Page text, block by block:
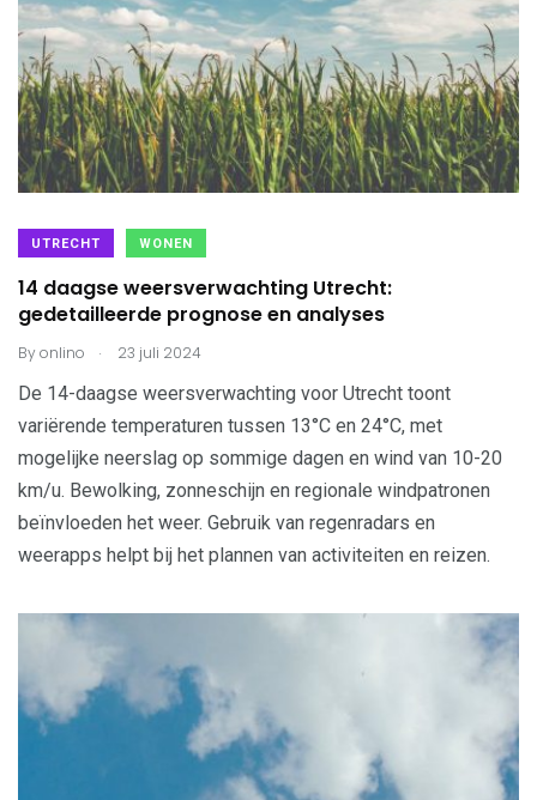
UTRECHT WONEN
14 daagse weersverwachting Utrecht:
gedetailleerde prognose en analyses
Byonlino . 23 juli 2024
De 14-daagse weersverwachting voor Utrecht toont
variërende temperaturen tussen 13°C en 24°C, met
mogelijke neerslag op sommige dagen en wind van 10-20
km/u. Bewolking, zonneschijn en regionale windpatronen
beïnvloeden het weer. Gebruik van regenradars en
weerapps helpt bij het plannen van activiteiten en reizen.